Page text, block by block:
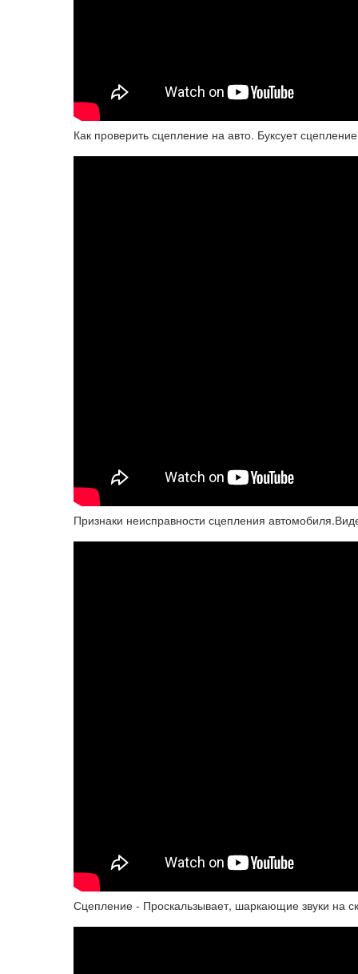
Как проверить сцепление на авто. Буксует
Признаки неисправности сцепления
Сцепление - Проскальзывает, шаркающие звуки на